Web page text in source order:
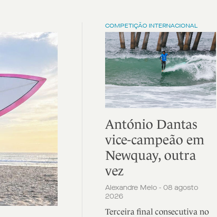
COMPETIÇÃO INTERNACIONAL
António Dantas
vice-campeão em
Newquay, outra
vez
Alexandre Melo - 08 agosto
2026
Terceira final consecutiva no